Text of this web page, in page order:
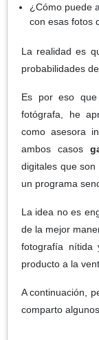
¿Cómo puede
con esas fotos
La realidad es
probabilidades de
Es por eso
fotógrafa, he
como asesora
ambos casos
digitales que
un programa
La idea no es
de la mejor
fotografía nítida
producto a la
A continuación,
comparto